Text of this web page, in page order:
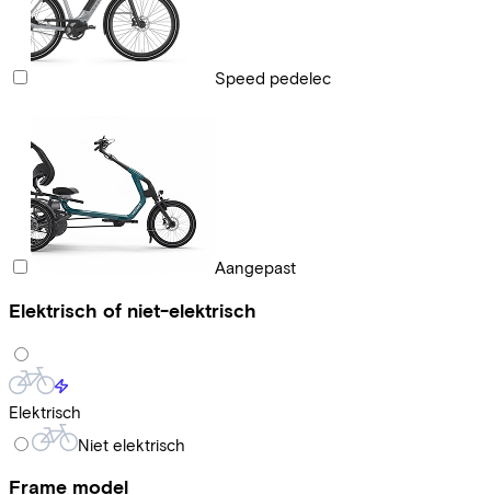
Speed pedelec
Aangepast
Elektrisch of niet-elektrisch
Elektrisch
Niet elektrisch
Frame model